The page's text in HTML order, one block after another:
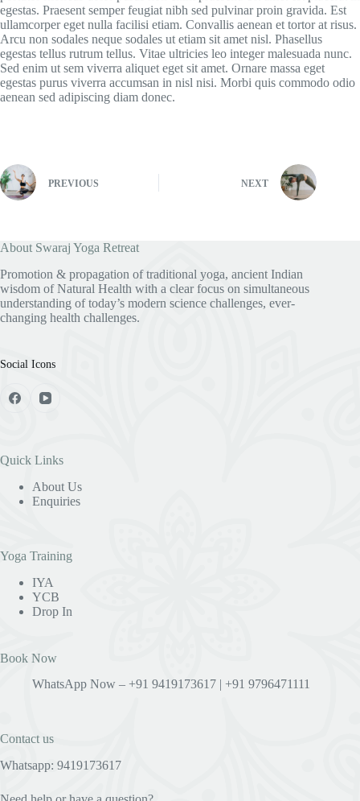
egestas. Praesent semper feugiat nibh sed pulvinar proin gravida. Est
ullamcorper eget nulla facilisi etiam. Convallis aenean et tortor at risus.
Arcu non sodales neque sodales ut etiam sit amet nisl. Phasellus
egestas tellus rutrum tellus. Vitae ultricies leo integer malesuada nunc.
Sed enim ut sem viverra aliquet eget sit amet. Ornare massa eget
egestas purus viverra accumsan in nisl nisi. Morbi quis commodo odio
aenean sed adipiscing diam donec.
PREVIOUS NEXT
About Swaraj Yoga Retreat
Promotion & propagation of traditional yoga, ancient Indian
wisdom of Natural Health with a clear focus on simultaneous
understanding of today’s modern science challenges, ever-
changing health challenges.
Social Icons
Quick Links
About Us
Enquiries
Yoga Training
IYA
YCB
Drop In
Book Now
WhatsApp Now – +91 9419173617 | +91 9796471111
Contact us
Whatsapp: 9419173617